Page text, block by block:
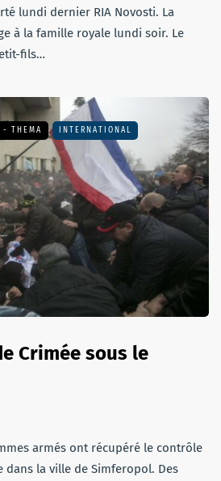
lundi dernier RIA Novosti. La
à la famille royale lundi soir. Le
fils…
- THEMA INTERNATIONAL
Crimée sous le
armés ont récupéré le contrôle
dans la ville de Simferopol. Des